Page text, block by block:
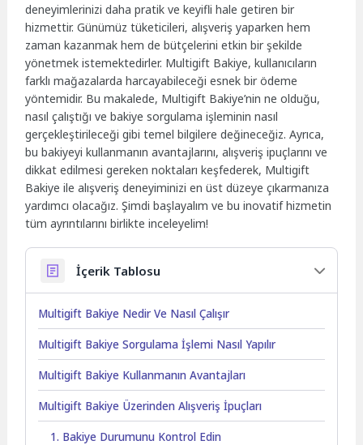
deneyimlerinizi daha pratik ve keyifli hale getiren bir
hizmettir. Günümüz tüketicileri, alışveriş yaparken hem
zaman kazanmak hem de bütçelerini etkin bir şekilde
yönetmek istemektedirler. Multigift Bakiye, kullanıcıların
farklı mağazalarda harcayabileceği esnek bir ödeme
yöntemidir. Bu makalede, Multigift Bakiye’nin ne olduğu,
nasıl çalıştığı ve bakiye sorgulama işleminin nasıl
gerçekleştirileceği gibi temel bilgilere değineceğiz. Ayrıca,
bu bakiyeyi kullanmanın avantajlarını, alışveriş ipuçlarını ve
dikkat edilmesi gereken noktaları keşfederek, Multigift
Bakiye ile alışveriş deneyiminizi en üst düzeye çıkarmanıza
yardımcı olacağız. Şimdi başlayalım ve bu inovatif hizmetin
tüm ayrıntılarını birlikte inceleyelim!
İçerik Tablosu
Multigift Bakiye Nedir Ve Nasıl Çalışır
Multigift Bakiye Sorgulama İşlemi Nasıl Yapılır
Multigift Bakiye Kullanmanın Avantajları
Multigift Bakiye Üzerinden Alışveriş İpuçları
1. Bakiye Durumunu Kontrol Edin